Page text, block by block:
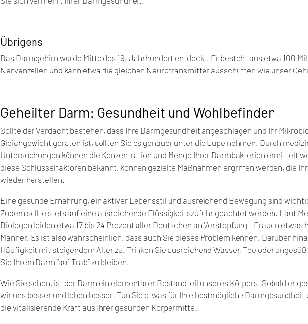
Übrigens
Das Darmgehirn wurde Mitte des 19. Jahrhundert entdeckt. Er besteht aus etwa 100
Nervenzellen und kann etwa die gleichen Neurotransmitter ausschütten wie unser
Geheilter Darm: Gesundheit und Wohlbefinden
Sollte der Verdacht bestehen, dass Ihre Darmgesundheit angeschlagen und Ihr
Gleichgewicht geraten ist, sollten Sie es genauer unter die Lupe nehmen. Durch
Untersuchungen können die Konzentration und Menge Ihrer Darmbakterien ermittelt
diese Schlüsselfaktoren bekannt, können gezielte Maßnahmen ergriffen werden, die
wieder herstellen.
Eine gesunde Ernährung, ein aktiver Lebensstil und ausreichend Bewegung sind
Zudem sollte stets auf eine ausreichende Flüssigkeitszufuhr geachtet werden. Laut
Biologen leiden etwa 17 bis 24 Prozent aller Deutschen an Verstopfung – Frauen etwas
Männer. Es ist also wahrscheinlich, dass auch Sie dieses Problem kennen. Darüber
Häufigkeit mit steigendem Alter zu. Trinken Sie ausreichend Wasser, Tee oder
Sie Ihrem Darm “auf Trab” zu bleiben.
Wie Sie sehen, ist der Darm ein elementarer Bestandteil unseres Körpers. Sobald er
wir uns besser und leben besser! Tun Sie etwas für Ihre bestmögliche Darmgesundheit
die vitalisierende Kraft aus Ihrer gesunden Körpermitte!